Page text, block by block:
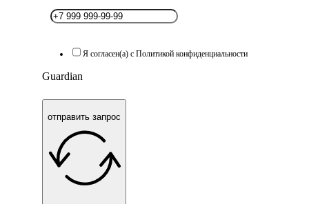
Я согласен(а) с Политикой конфиденциальности
Guardian
отправить запрос